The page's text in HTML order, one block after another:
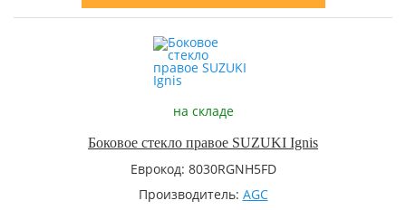
на складе
Боковое стекло правое SUZUKI Ignis
Еврокод: 8030RGNH5FD
Производитель: AGC